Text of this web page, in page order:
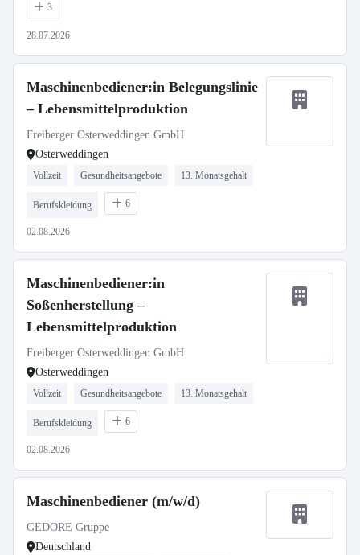
3
28.07.2026
Maschinenbediener:in Belegungslinie
– Lebensmittelproduktion
Freiberger Osterweddingen GmbH
Osterweddingen
Vollzeit Gesundheitsangebote 13. Monatsgehalt
Berufskleidung 6
02.08.2026
Maschinenbediener:in
Soßenherstellung –
Lebensmittelproduktion
Freiberger Osterweddingen GmbH
Osterweddingen
Vollzeit Gesundheitsangebote 13. Monatsgehalt
Berufskleidung 6
02.08.2026
Maschinenbediener (m/w/d)
GEDORE Gruppe
Deutschland